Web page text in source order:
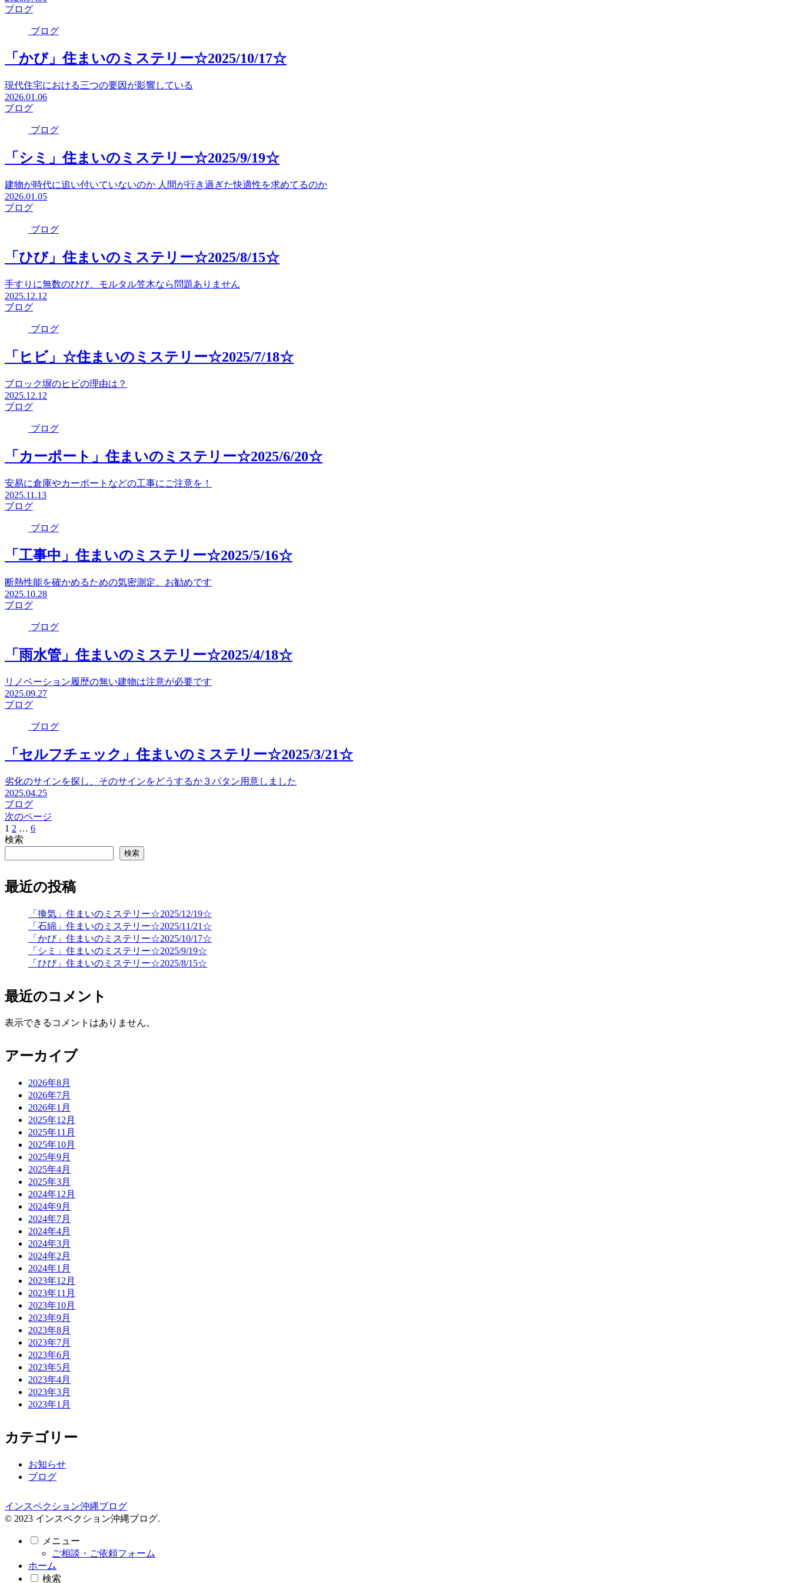
ブログ
ブログ
「かび」住まいのミステリー☆2025/10/17☆
現代住宅における三つの要因が影響している
2026.01.06
ブログ
ブログ
「シミ」住まいのミステリー☆2025/9/19☆
建物が時代に追い付いていないのか 人間が行き過ぎた快適性を求めてるのか
2026.01.05
ブログ
ブログ
「ひび」住まいのミステリー☆2025/8/15☆
手すりに無数のひび、モルタル笠木なら問題ありません
2025.12.12
ブログ
ブログ
「ヒビ」☆住まいのミステリー☆2025/7/18☆
ブロック塀のヒビの理由は？
2025.12.12
ブログ
ブログ
「カーポート」住まいのミステリー☆2025/6/20☆
安易に倉庫やカーポートなどの工事にご注意を！
2025.11.13
ブログ
ブログ
「工事中」住まいのミステリー☆2025/5/16☆
断熱性能を確かめるための気密測定、お勧めです
2025.10.28
ブログ
ブログ
「雨水管」住まいのミステリー☆2025/4/18☆
リノベーション履歴の無い建物は注意が必要です
2025.09.27
ブログ
ブログ
「セルフチェック」住まいのミステリー☆2025/3/21☆
劣化のサインを探し、そのサインをどうするか３パタン用意しました
2025.04.25
ブログ
次のページ
1 2 … 6次
検索
検索
最近の投稿
「換気」住まいのミステリー☆2025/12/19☆
「石綿」住まいのミステリー☆2025/11/21☆
「かび」住まいのミステリー☆2025/10/17☆
「シミ」住まいのミステリー☆2025/9/19☆
「ひび」住まいのミステリー☆2025/8/15☆
最近のコメント
表示できるコメントはありません。
アーカイブ
2026年8月
2026年7月
2026年1月
2025年12月
2025年11月
2025年10月
2025年9月
2025年4月
2025年3月
2024年12月
2024年9月
2024年7月
2024年4月
2024年3月
2024年2月
2024年1月
2023年12月
2023年11月
2023年10月
2023年9月
2023年8月
2023年7月
2023年6月
2023年5月
2023年4月
2023年3月
2023年1月
カテゴリー
お知らせ
ブログ
インスペクション沖縄ブログ
© 2023 インスペクション沖縄ブログ.
メニュー
ご相談・ご依頼フォーム
ホーム
検索